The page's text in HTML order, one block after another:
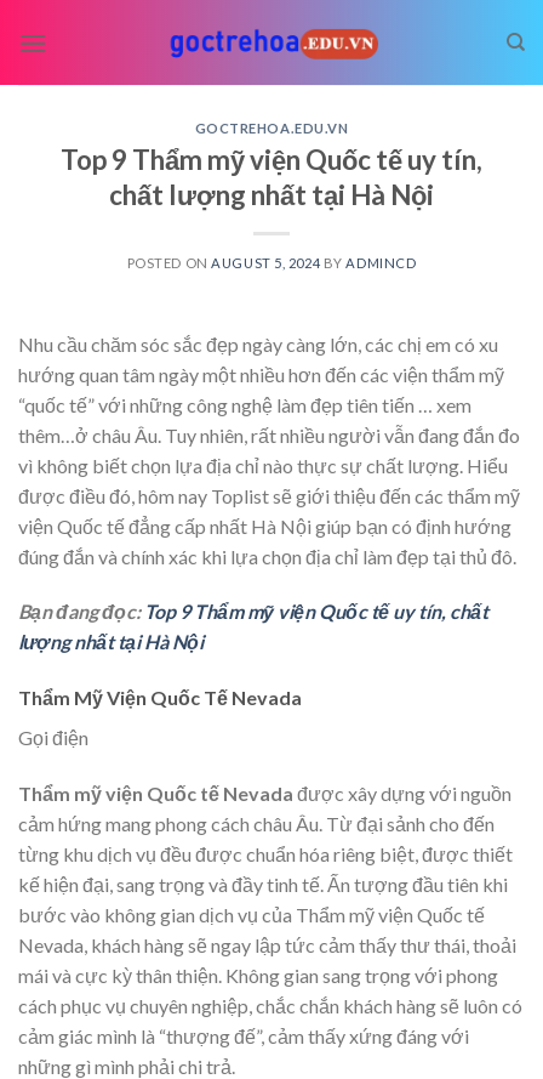
GOCTREHOA.EDU.VN
Top 9 Thẩm mỹ viện Quốc tế uy tín,
chất lượng nhất tại Hà Nội
POSTED ON AUGUST 5, 2024 BY ADMINCD
Nhu cầu chăm sóc sắc đẹp ngày càng lớn, các chị em có xu
hướng quan tâm ngày một nhiều hơn đến các viện thẩm mỹ
“quốc tế” với những công nghệ làm đẹp tiên tiến
… xem
thêm… ở châu Âu. Tuy nhiên, rất nhiều người vẫn đang đắn đo
vì không biết chọn lựa địa chỉ nào thực sự chất lượng. Hiểu
được điều đó, hôm nay Toplist sẽ giới thiệu đến các thẩm mỹ
viện Quốc tế đẳng cấp nhất Hà Nội giúp bạn có định hướng
đúng đắn và chính xác khi lựa chọn địa chỉ làm đẹp tại thủ đô.
Bạn đang đọc: Top 9 Thẩm mỹ viện Quốc tế uy tín, chất
lượng nhất tại Hà Nội
Thẩm Mỹ Viện Quốc Tế Nevada
Gọi điện
Thẩm mỹ viện Quốc tế Nevada được xây dựng với nguồn
cảm hứng mang phong cách châu Âu. Từ đại sảnh cho đến
từng khu dịch vụ đều được chuẩn hóa riêng biệt, được thiết
kế hiện đại, sang trọng và đầy tinh tế. Ấn tượng đầu tiên khi
bước vào không gian dịch vụ của Thẩm mỹ viện Quốc tế
Nevada, khách hàng sẽ ngay lập tức cảm thấy thư thái, thoải
mái và cực kỳ thân thiện. Không gian sang trọng với phong
cách phục vụ chuyên nghiệp, chắc chắn khách hàng sẽ luôn có
cảm giác mình là “thượng đế”, cảm thấy xứng đáng với
những gì mình phải chi trả.